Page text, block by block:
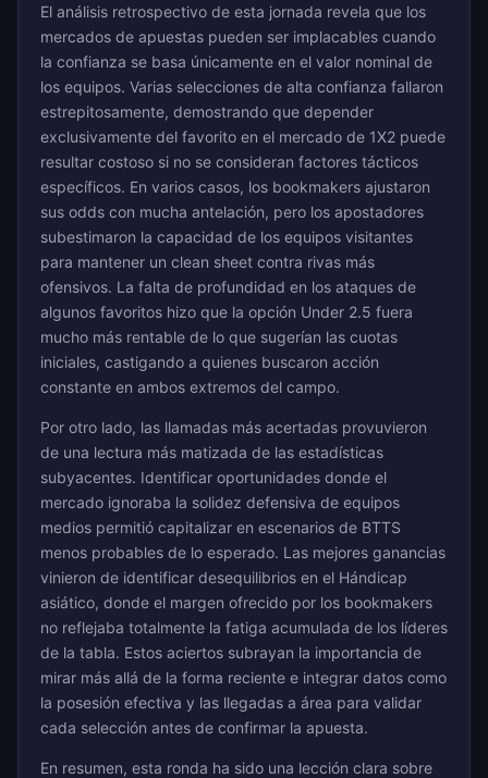
El análisis retrospectivo de esta jornada revela que los
mercados de apuestas pueden ser implacables cuando
la confianza se basa únicamente en el valor nominal de
los equipos. Varias selecciones de alta confianza fallaron
estrepitosamente, demostrando que depender
exclusivamente del favorito en el mercado de 1X2 puede
resultar costoso si no se consideran factores tácticos
específicos. En varios casos, los bookmakers ajustaron
sus odds con mucha antelación, pero los apostadores
subestimaron la capacidad de los equipos visitantes
para mantener un clean sheet contra rivas más
ofensivos. La falta de profundidad en los ataques de
algunos favoritos hizo que la opción Under 2.5 fuera
mucho más rentable de lo que sugerían las cuotas
iniciales, castigando a quienes buscaron acción
constante en ambos extremos del campo.
Por otro lado, las llamadas más acertadas provuvieron
de una lectura más matizada de las estadísticas
subyacentes. Identificar oportunidades donde el
mercado ignoraba la solidez defensiva de equipos
medios permitió capitalizar en escenarios de BTTS
menos probables de lo esperado. Las mejores ganancias
vinieron de identificar desequilibrios en el Hándicap
asiático, donde el margen ofrecido por los bookmakers
no reflejaba totalmente la fatiga acumulada de los líderes
de la tabla. Estos aciertos subrayan la importancia de
mirar más allá de la forma reciente e integrar datos como
la posesión efectiva y las llegadas a área para validar
cada selección antes de confirmar la apuesta.
En resumen, esta ronda ha sido una lección clara sobre